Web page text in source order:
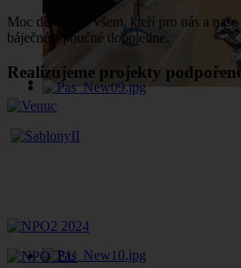
Moc děkujeme všem, kteří pro nás a
báječné a poučné dopoledne.
Realizujeme projekty